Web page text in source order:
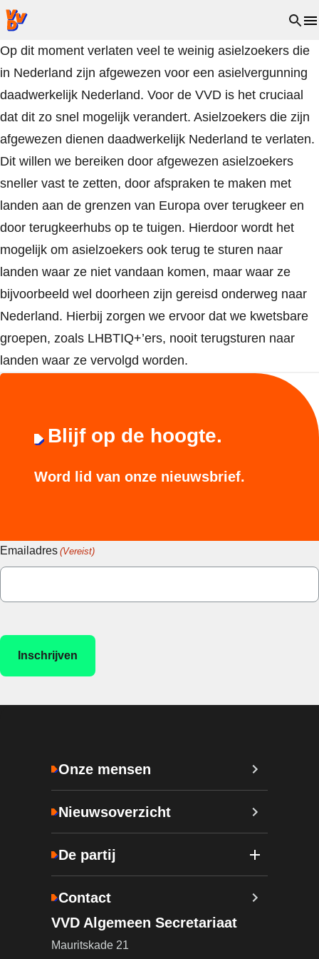
VVD.nl - Ga naar de homepage Open
Op dit moment verlaten veel te weinig asielzoekers die
in Nederland zijn afgewezen voor een asielvergunning
daadwerkelijk Nederland. Voor de VVD is het cruciaal
dat dit zo snel mogelijk verandert. Asielzoekers die zijn
afgewezen dienen daadwerkelijk Nederland te verlaten.
Dit willen we bereiken door afgewezen asielzoekers
sneller vast te zetten, door afspraken te maken met
landen aan de grenzen van Europa over terugkeer en
door terugkeerhubs op te tuigen. Hierdoor wordt het
mogelijk om asielzoekers ook terug te sturen naar
landen waar ze niet vandaan komen, maar waar ze
bijvoorbeeld wel doorheen zijn gereisd onderweg naar
Nederland. Hierbij zorgen we ervoor dat we kwetsbare
groepen, zoals LHBTIQ+’ers, nooit terugsturen naar
landen waar ze vervolgd worden.
Blijf op de hoogte.
Word lid van onze nieuwsbrief.
Emailadres (Vereist)
Onze mensen
Nieuwsoverzicht
De partij
Contact
VVD Algemeen Secretariaat
Mauritskade 21